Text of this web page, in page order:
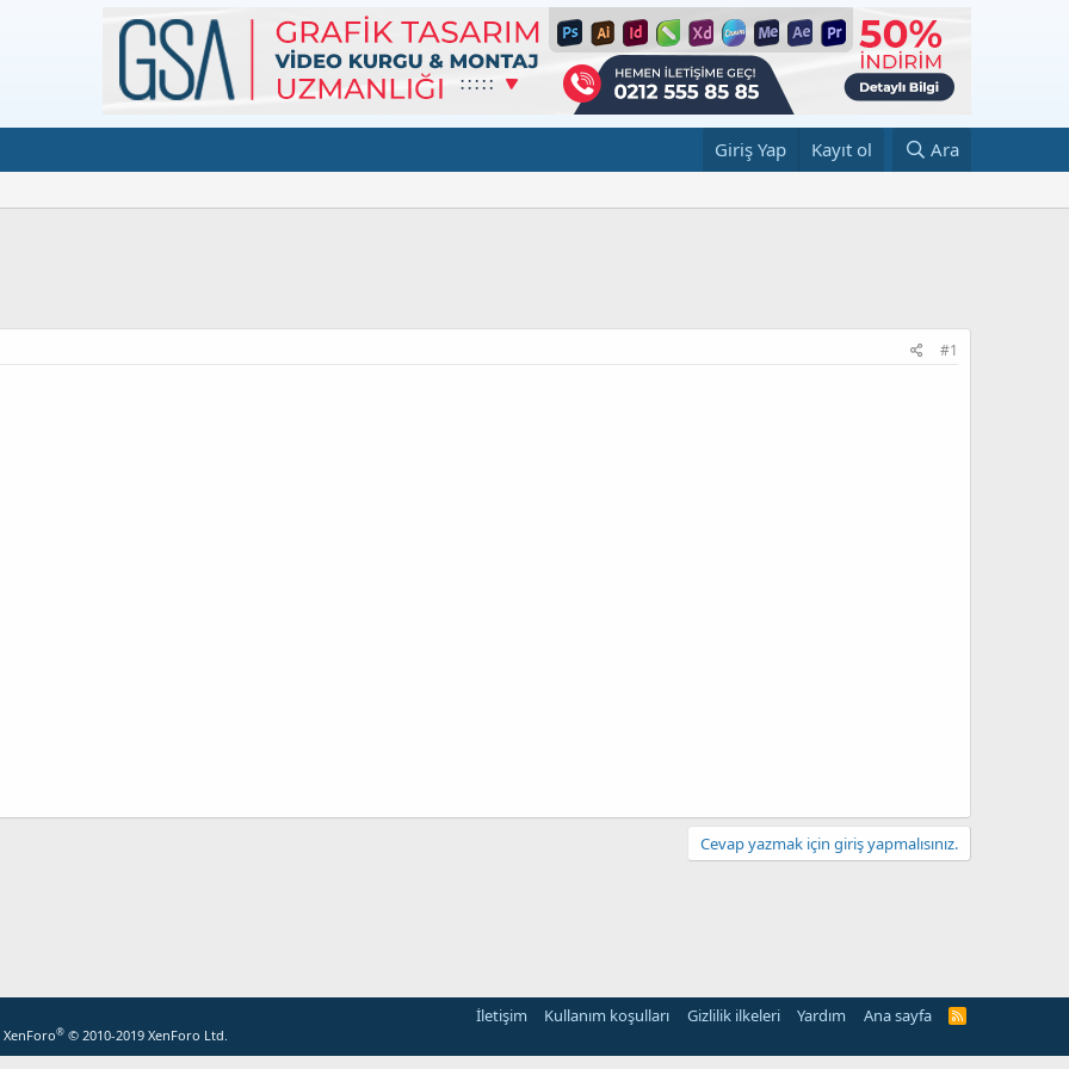
Giriş Yap Kayıt ol Ara
#1
Cevap yazmak için giriş yapmalısınız.
İletişim Kullanım koşulları Gizlilik ilkeleri Yardım Ana sayfa
R
® © 2010-2019 XenForo Ltd.